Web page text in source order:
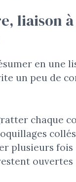
liaison
en une
un peu de
chaque
plusieurs fois
ouvertes